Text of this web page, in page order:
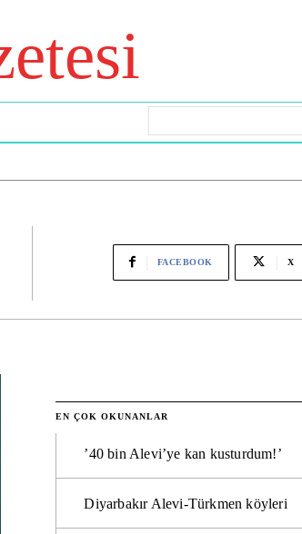
FACEBOOK X
EN ÇOK OKUNANLAR
’40 bin Alevi’ye kan kusturdum!’
Diyarbakır Alevi-Türkmen köyleri